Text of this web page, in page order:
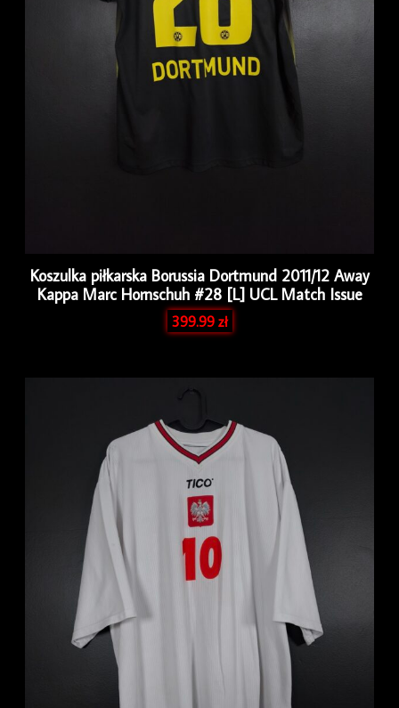
Koszulka piłkarska Borussia Dortmund 2011/12 Away
Kappa Marc Hornschuh #28 [L] UCL Match Issue
399.99zł